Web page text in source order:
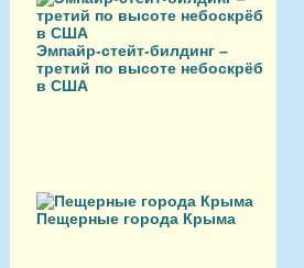
Эмпайр-стейт-билдинг –
третий по высоте небоскрёб
в США
Пещерные города Крыма